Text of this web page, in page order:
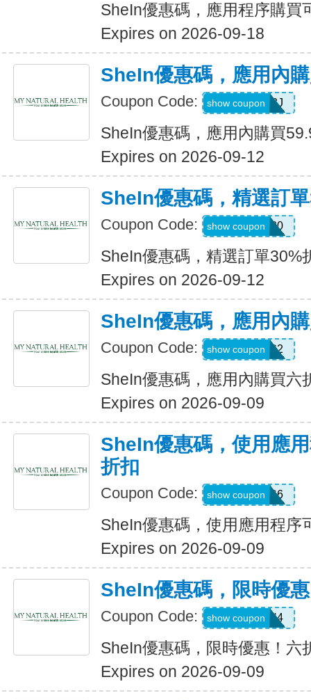
SheIn優惠碼，應用程序購買
Expires on 2026-09-18
SheIn優惠碼，應用內
Coupon Code: VJTWP3J
show coupon
SheIn優惠碼，應用內購買
Expires on 2026-09-12
SheIn優惠碼，精選訂
Coupon Code: AFFCOS30
show coupon
SheIn優惠碼，精選訂單30%
Expires on 2026-09-12
SheIn優惠碼，應用內
Coupon Code: B23FDG2
show coupon
SheIn優惠碼，應用內購買六
Expires on 2026-09-09
SheIn優惠碼，使用應
折扣
Coupon Code: 295KHS6
show coupon
SheIn優惠碼，使用應用程序
Expires on 2026-09-09
SheIn優惠碼，限時優
Coupon Code: HFNH4
show coupon
SheIn優惠碼，限時優惠！六
Expires on 2026-09-09